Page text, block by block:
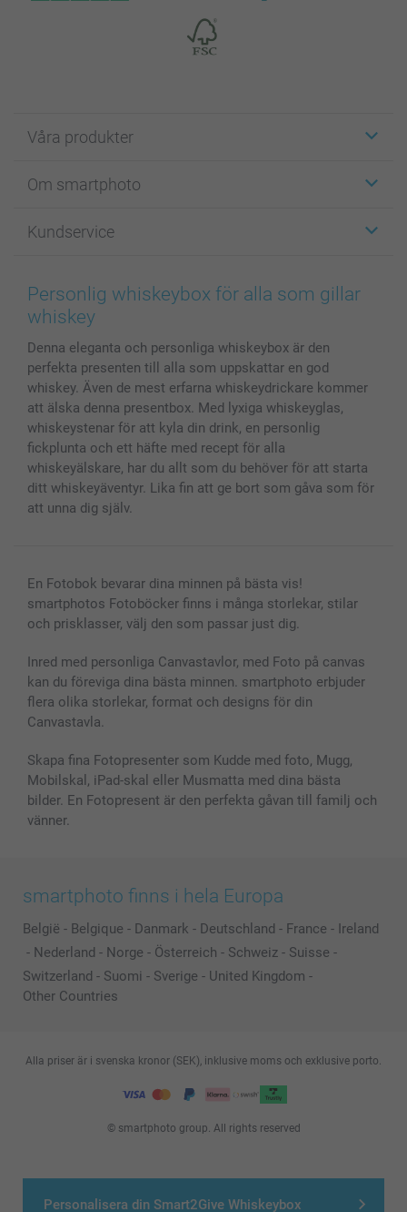
Personalisera din Smart2Give Whiskeybox
Våra produkter
Fotokort
Fotoböcker
Bilder, Fotoförstoring & Fotohäften
Skal till Mobil & Surfplatta
Fotoalmanackor & Fotoagenda
Fotoramar & Tillbehör
Presentkort
Alla fotoprodukter
Om smartphoto
För affiliates
Cookie Policy
Sitemap
Investor Relations
Kundservice
smartgaranti
smartbonus
Status på beställningar
Personlig whiskeybox för alla som gillar
whiskey
Denna eleganta och personliga whiskeybox är den
perfekta presenten till alla som uppskattar en god
whiskey. Även de mest erfarna whiskeydrickare kommer
att älska denna presentbox. Med lyxiga whiskeyglas,
whiskeystenar för att kyla din drink, en personlig
fickplunta och ett häfte med recept för alla
whiskeyälskare, har du allt som du behöver för att starta
ditt whiskeyäventyr. Lika fin att ge bort som gåva som för
att unna dig själv.
En Fotobok bevarar dina minnen på bästa vis!
smartphotos Fotoböcker finns i många storlekar, stilar
och prisklasser, välj den som passar just dig.
Inred med personliga Canvastavlor, med Foto på canvas
kan du föreviga dina bästa minnen. smartphoto erbjuder
flera olika storlekar, format och designs för din
Canvastavla.
Skapa fina Fotopresenter som Kudde med foto, Mugg,
Mobilskal, iPad-skal eller Musmatta med dina bästa
bilder. En Fotopresent är den perfekta gåvan till familj och
vänner.
smartphoto finns i hela Europa
België - Belgique - Danmark - Deutschland - France - Ireland
- Nederland - Norge - Österreich - Schweiz - Suisse -
Switzerland - Suomi - Sverige - United Kingdom -
Other Countries
© smartphoto group. All rights reserved
Alla priser är i svenska kronor (SEK), inklusive moms och exklusive porto.